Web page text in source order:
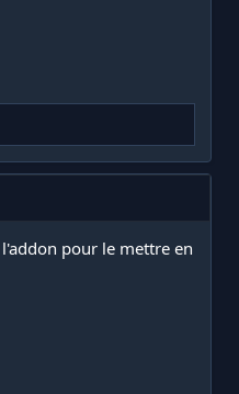
pour le mettre en